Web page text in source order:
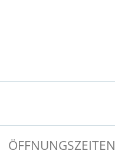
ÖFFNUNGSZEITEN